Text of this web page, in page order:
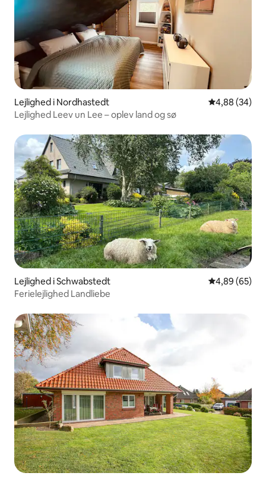
Lejlighed i Nordhastedt 4,88 ud af 5 i
4,88 (34)
Lejlighed Leev un Lee – oplev land og sø
Lejlighed i Schwabstedt 4,89 ud af 5 i
4,89 (65)
Ferielejlighed Landliebe